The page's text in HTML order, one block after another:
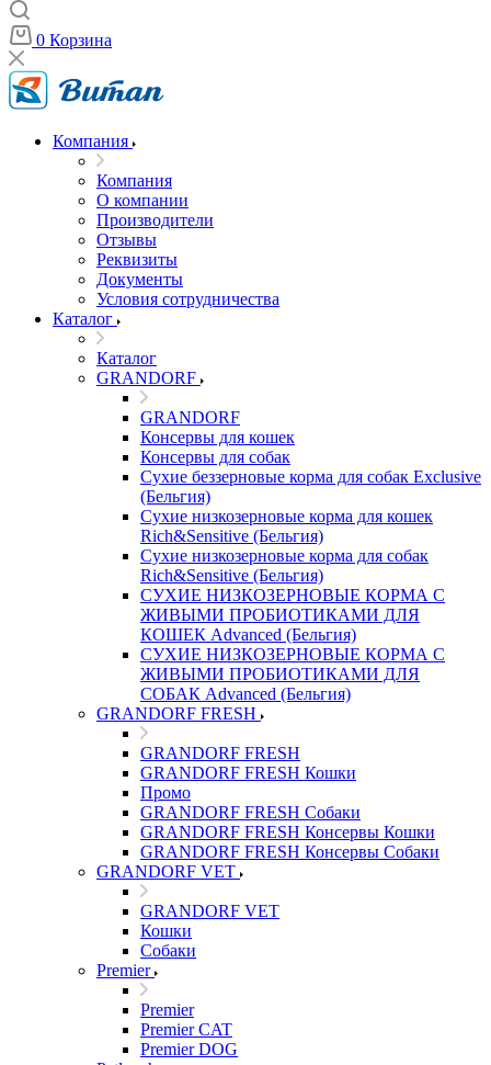
0 Корзина
Компания
Компания
О компании
Производители
Отзывы
Реквизиты
Документы
Условия сотрудничества
Каталог
Каталог
GRANDORF
GRANDORF
Консервы для кошек
Консервы для собак
Сухие беззерновые корма для собак Exclusive
(Бельгия)
Сухие низкозерновые корма для кошек
Rich&Sensitive (Бельгия)
Сухие низкозерновые корма для собак
Rich&Sensitive (Бельгия)
СУХИЕ НИЗКОЗЕРНОВЫЕ КОРМА С
ЖИВЫМИ ПРОБИОТИКАМИ ДЛЯ
КОШЕК Advanced (Бельгия)
СУХИЕ НИЗКОЗЕРНОВЫЕ КОРМА С
ЖИВЫМИ ПРОБИОТИКАМИ ДЛЯ
СОБАК Advanced (Бельгия)
GRANDORF FRESH
GRANDORF FRESH
GRANDORF FRESH Кошки
Промо
GRANDORF FRESH Собаки
GRANDORF FRESH Консервы Кошки
GRANDORF FRESH Консервы Собаки
GRANDORF VET
GRANDORF VET
Кошки
Собаки
Premier
Premier
Premier CAT
Premier DOG